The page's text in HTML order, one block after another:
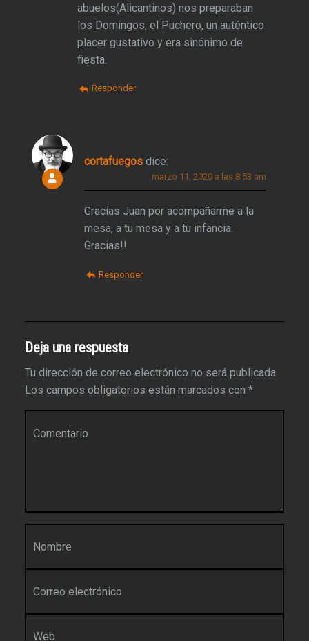
abuelos(Alicantinos) nos preparaban
los Domingos, el Puchero, un auténtico
placer gustativo y era sinónimo de
fiesta.
Responder
cortafuegos dice:
marzo 11, 2020 a las 8:53 am
Gracias Juan por acompañarme a la
mesa, a tu mesa y a tu infancia.
Gracias!!
Responder
Deja una respuesta
Tu dirección de correo electrónico no será publicada.
Los campos obligatorios están marcados con *
Nombre
*
Web